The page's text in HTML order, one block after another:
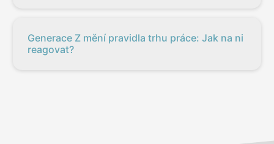
Generace Z mění pravidla trhu práce: Jak na ni
reagovat?